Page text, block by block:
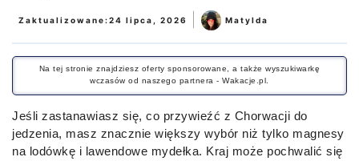
Zaktualizowane:24 lipca, 2026 Matylda
Na tej stronie znajdziesz oferty sponsorowane, a także wyszukiwarkę
wczasów od naszego partnera - Wakacje.pl.
Jeśli zastanawiasz się, co przywieźć z Chorwacji do
jedzenia, masz znacznie większy wybór niż tylko magnesy
na lodówkę i lawendowe mydełka. Kraj może pochwalić się